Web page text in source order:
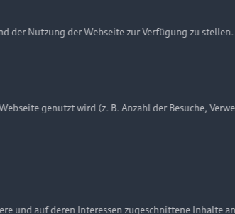
Cookie-Einstellungen Cookie-
bei allen Abbildungen auf dieser
der Nutzung der Webseite zur Verfügung zu
genutzt wird (z. B. Anzahl der Besuche,
und auf deren Interessen zugeschnittene Inhalte